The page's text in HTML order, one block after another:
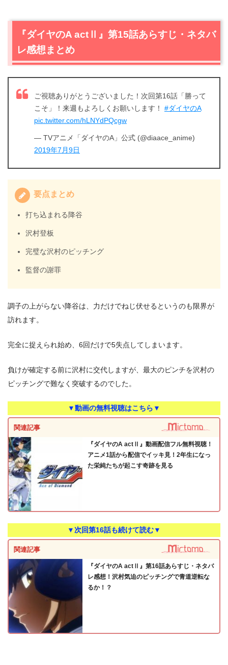
『ダイヤのA actⅡ』第15話あらすじ・ネタバ
レ感想まとめ
ご視聴ありがとうございました！次回第16話「勝って
こそ」！来週もよろしくお願いします！ #ダイヤのA
pic.twitter.com/hLNYdPQcgw
— TVアニメ「ダイヤのA」公式 (@diaace_anime)
2019年7月9日
要点まとめ
打ち込まれる降谷
沢村登板
完璧な沢村のピッチング
監督の謝罪
調子の上がらない降谷は、力だけでねじ伏せるというのも限界が
訪れます。
完全に捉えられ始め、6回だけで5失点してしまいます。
負けが確定する前に沢村に交代しますが、最大のピンチを沢村の
ピッチングで難なく突破するのでした。
▼動画の無料視聴はこちら▼
関連記事
『ダイヤのA actⅡ』動画配信フル無料視聴！
アニメ1話から配信でイッキ見！2年生になっ
た栄純たちが起こす奇跡を見る
▼次回第16話も続けて読む▼
関連記事
『ダイヤのA actⅡ』第16話あらすじ・ネタバ
レ感想！沢村気迫のピッチングで青道逆転な
るか！？